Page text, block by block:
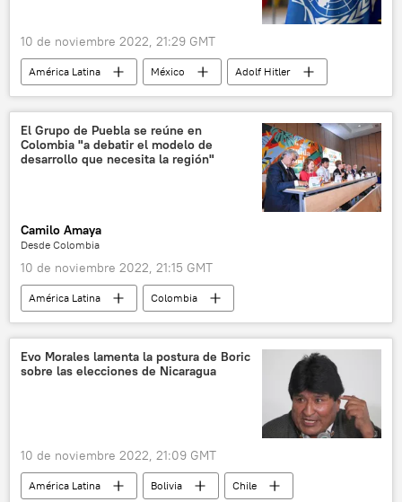
10 de noviembre 2022, 21:29 GMT
América Latina México
Adolf Hitler
Ciudad de México (CDMX)
Israel
ONU
Tercer Reich
Alemania nazi
delitos de odio
odio
El Grupo de Puebla se reúne en
Colombia "a debatir el modelo de
desarrollo que necesita la región"
Camilo Amaya
Desde Colombia
10 de noviembre 2022, 21:15 GMT
América Latina
Colombia
Grupo de Puebla
Gustavo Petro
Marco Enríquez-Ominami
integración
progresismo
💬 Entrevistas
Evo Morales lamenta la postura de Boric
sobre las elecciones de Nicaragua
10 de noviembre 2022, 21:09 GMT
América Latina Bolivia
Chile